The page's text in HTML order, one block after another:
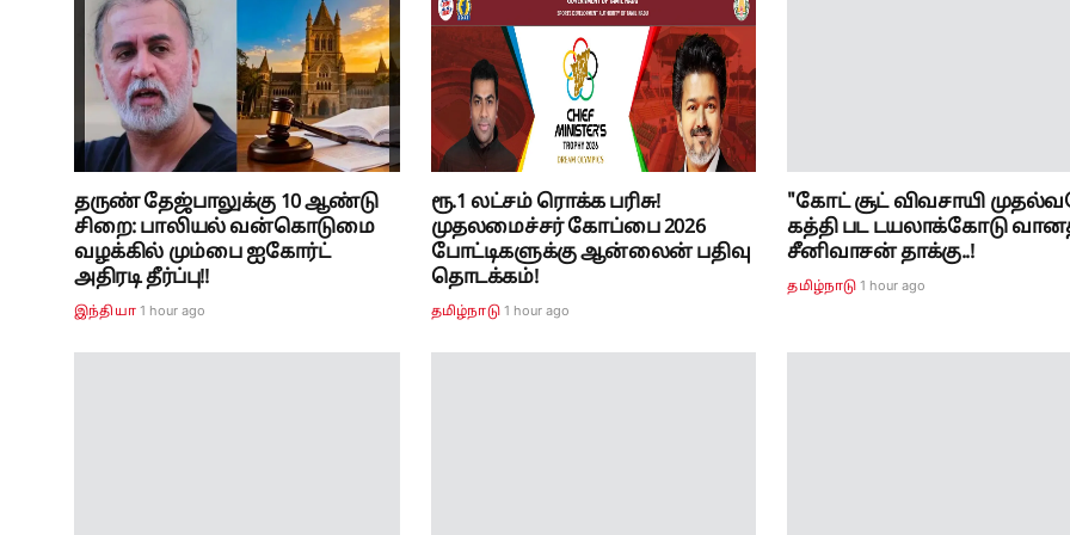
தருண் தேஜ்பாலுக்கு 10 ஆண்டு
சிறை: பாலியல் வன்கொடுமை
வழக்கில் மும்பை ஐகோர்ட்
அதிரடி தீர்ப்பு!!
இந்தியா 1 hour ago
ரூ.1 லட்சம் ரொக்க பரிசு!
முதலமைச்சர் கோப்பை 2026
போட்டிகளுக்கு ஆன்லைன் பதிவு
தொடக்கம்!
தமிழ்நாடு 1 hour ago
"கோட் சூட் விவசாயி
கத்தி பட டயலாக்கோடு
சீனிவாசன் தாக்கு..!
தமிழ்நாடு 1 hour ago